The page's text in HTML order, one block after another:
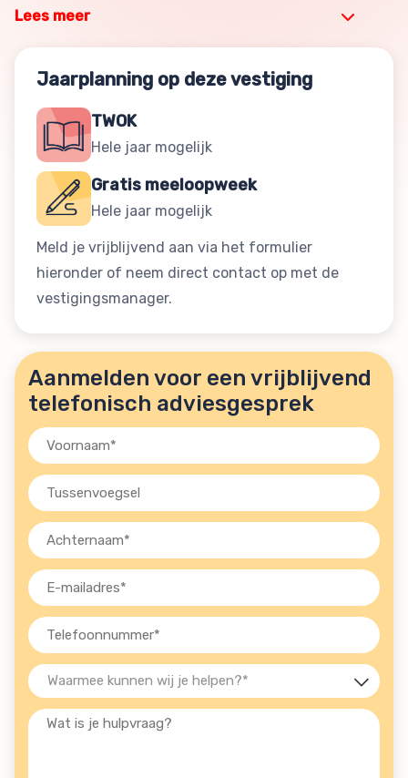
Lees meer
Jaarplanning op deze vestiging
TWOK
Hele jaar mogelijk
Gratis meeloopweek
Hele jaar mogelijk
Meld je vrijblijvend aan via het formulier
hieronder of neem direct contact op met de
vestigingsmanager.
Aanmelden voor een vrijblijvend
telefonisch adviesgesprek
Voornaam
(Vereist)
Tussenvoegsel
Achternaam
(Vereist)
E-
mailadres
(Vereist)
Telefoon
(Vereist)
Waarmee
kunnen
wij
Wat